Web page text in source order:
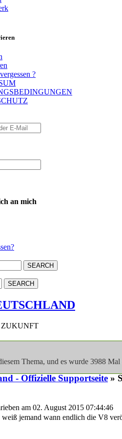
?
an mich
ZUKUNFT
Thema, und es wurde 3988 Mal
- Offizielle Supportseite »
am 02. August 2015 07:44:46
jemand wann endlich die V8